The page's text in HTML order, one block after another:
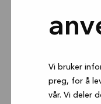
Vi bruker
preg, for å
vår. Vi deler